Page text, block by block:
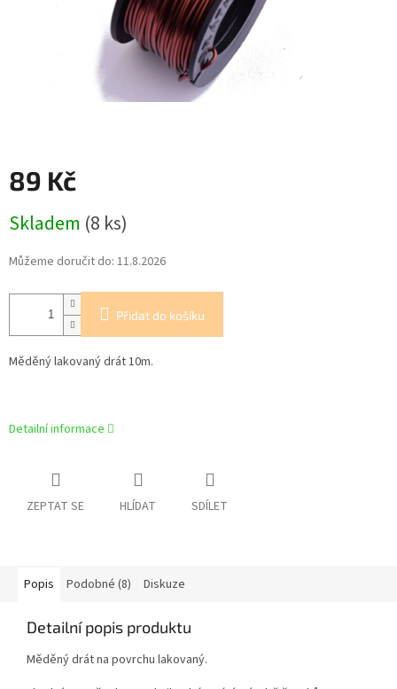
89 Kč
cena:
Skladem (8 ks)
Můžeme doručit do: 11.8.2026
Přidat do košíku
Měděný lakovaný drát 10m.
Detailní informace
ZEPTAT SE HLÍDAT SDÍLET
Popis Podobné (8) Diskuze
Detailní popis produktu
Měděný drát na povrchu lakovaný.